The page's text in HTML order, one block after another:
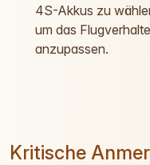
4S-Akkus zu
um das
anzupassen.
Kritische